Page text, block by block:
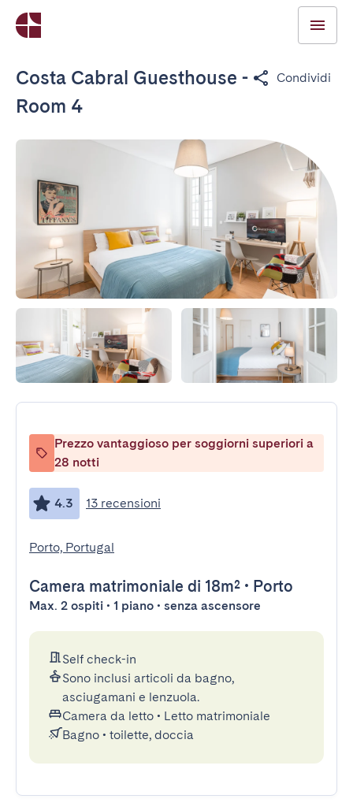
Costa Cabral Guesthouse -
Room 4
Condividi
Prezzo vantaggioso per soggiorni superiori a
28 notti
4.3 13 recensioni
Porto, Portugal
Camera matrimoniale di 18m² • Porto
Max. 2 ospiti • 1 piano • senza ascensore
Self check-in
Sono inclusi articoli da bagno,
asciugamani e lenzuola.
Camera da letto • Letto matrimoniale
Bagno • toilette, doccia